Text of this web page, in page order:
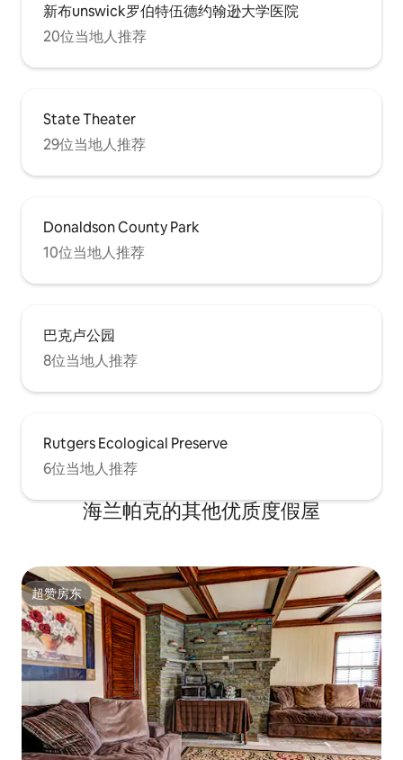
新布unswick罗伯特伍德约翰逊大学医院
20位当地人推荐
State Theater
29位当地人推荐
Donaldson County Park
10位当地人推荐
巴克卢公园
8位当地人推荐
Rutgers Ecological Preserve
6位当地人推荐
海兰帕克的其他优质度假屋
超赞房东
超赞房东